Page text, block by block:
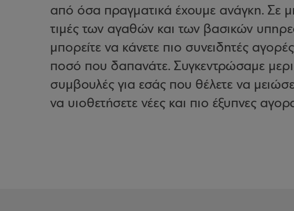
από όσα πραγματικά έχουμε ανάγκη. Σε
τιμές των αγαθών και των βασικών
μπορείτε να κάνετε πιο συνειδητές
ποσό που δαπανάτε. Συγκεντρώσαμε
συμβουλές για εσάς που θέλετε να
να υιοθετήσετε νέες και πιο έξυπνες